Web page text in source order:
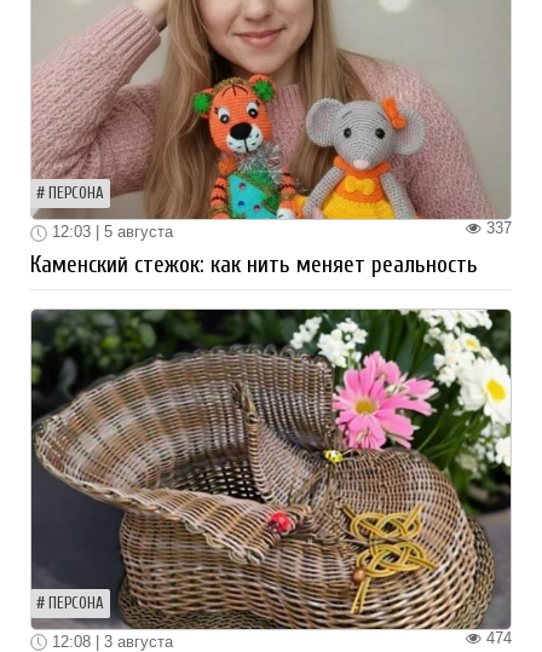
ПЕРСОНА
337
12:03 | 5 августа
Каменский стежок: как нить меняет реальность
ПЕРСОНА
474
12:08 | 3 августа